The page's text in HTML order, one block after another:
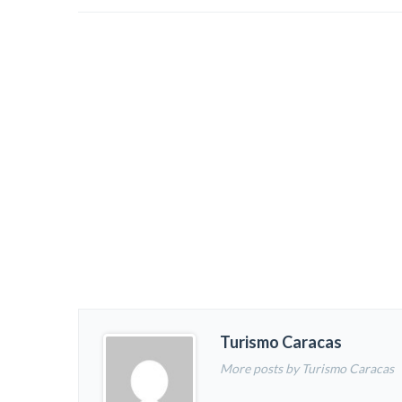
Turismo Caracas
More posts by Turismo Caracas